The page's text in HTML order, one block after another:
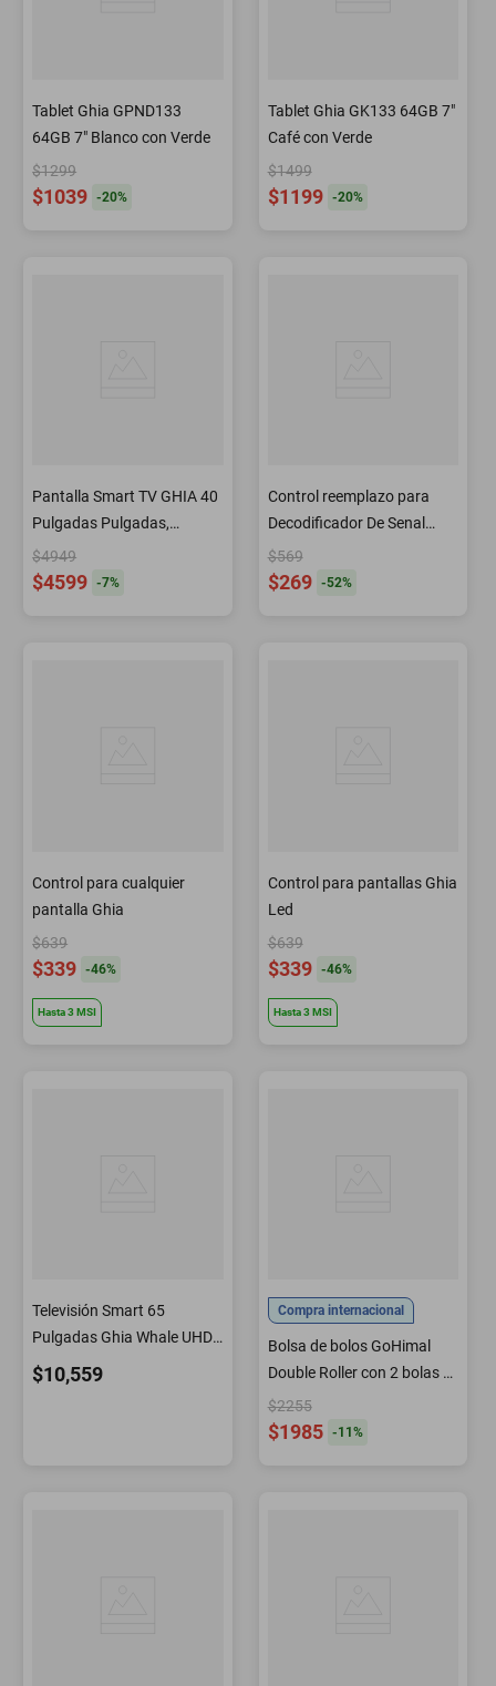
Tablet Ghia GPND133
64GB 7" Blanco con Verde
$1299
$1039 -20%
Tablet Ghia GK133 64GB 7"
Café con Verde
$1499
$1199 -20%
Pantalla Smart TV GHIA 40
Pulgadas Pulgadas,
Android TV , Full HD 60Hz
G40W25
$4949
$4599 -7%
Control reemplazo para
Decodificador De Senal
Digital Ghia
$569
$269 -52%
Control para cualquier
pantalla Ghia
$639
$339 -46%
Hasta3 MSI
Control para pantallas Ghia
Led
$639
$339 -46%
Hasta3 MSI
Televisión Smart 65
Pulgadas Ghia Whale UHD
4k D-led Optico Dolby Audio
Modelo G65W25
$10,559
Compra internacional
Bolsa de bolos GoHimal
Double Roller con 2 bolas y
compartimento para
zapatos
$2255
$1985 -11 %